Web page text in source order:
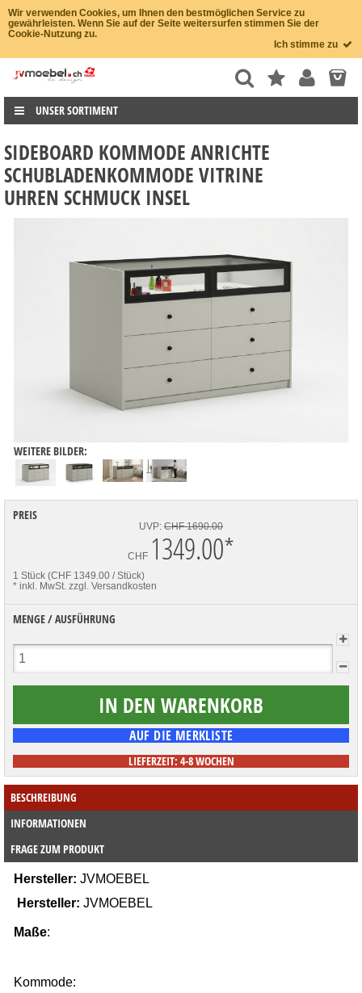
Wir verwenden Cookies, um Ihnen den bestmöglichen Service zu
gewährleisten. Wenn Sie auf der Seite weitersurfen stimmen Sie der
Cookie-Nutzung zu.
Ich stimme zu
UNSER SORTIMENT
SIDEBOARD KOMMODE ANRICHTE
SCHUBLADENKOMMODE VITRINE
UHREN SCHMUCK INSEL
WEITERE BILDER:
PREIS
UVP: CHF 1690.00
CHF 1349.00*
1 Stück (CHF 1349.00 / Stück)
* inkl. MwSt. zzgl. Versandkosten
MENGE / AUSFÜHRUNG
LIEFERZEIT: 4-8 WOCHEN
BESCHREIBUNG
INFORMATIONEN
FRAGE ZUM PRODUKT
Hersteller: JVMOEBEL
Hersteller: JVMOEBEL
Maße:
Kommode: